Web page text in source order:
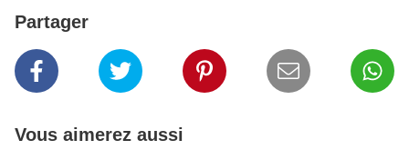
Partager
Vous aimerez aussi